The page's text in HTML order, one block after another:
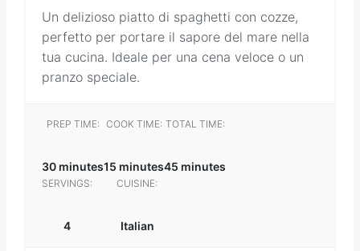
Un delizioso piatto di spaghetti con cozze,
perfetto per portare il sapore del mare nella
tua cucina. Ideale per una cena veloce o un
pranzo speciale.
PREP TIME:
30 minutes
COOK TIME:
15 minutes
TOTAL TIME:
45 minutes
SERVINGS:
4
CUISINE:
Italian